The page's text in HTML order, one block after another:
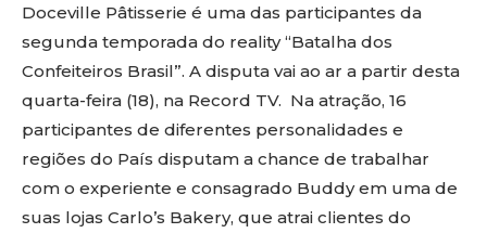
Doceville Pâtisserie é uma das participantes da
segunda temporada do reality “Batalha dos
Confeiteiros Brasil”. A disputa vai ao ar a partir desta
quarta-feira (18), na Record TV. Na atração, 16
participantes de diferentes personalidades e
regiões do País disputam a chance de trabalhar
com o experiente e consagrado Buddy em uma de
suas lojas Carlo’s Bakery, que atrai clientes do